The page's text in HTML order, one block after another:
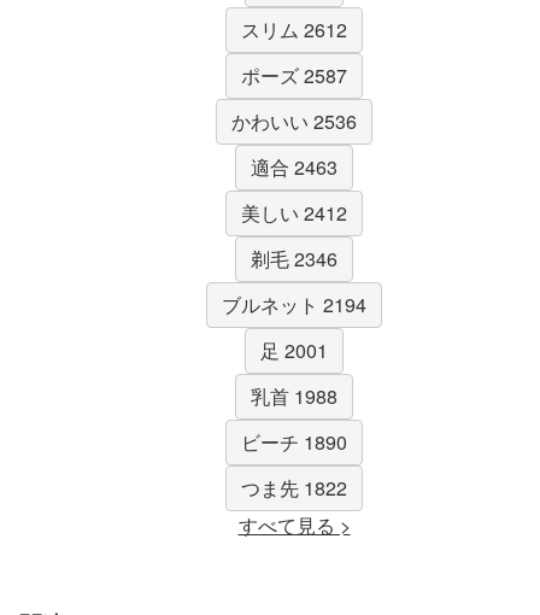
スリム 2612
ポーズ 2587
かわいい 2536
適合 2463
美しい 2412
剃毛 2346
ブルネット 2194
足 2001
乳首 1988
ビーチ 1890
つま先 1822
すべて見る >